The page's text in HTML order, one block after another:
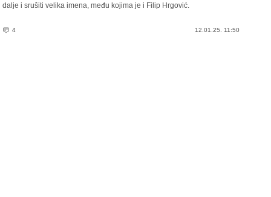
dalje i srušiti velika imena, među kojima je i Filip Hrgović.
4 12.01.25. 11:50